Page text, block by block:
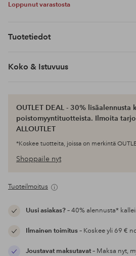
Loppunut varastosta
Tuotetiedot
Koko & Istuvuus
OUTLET DEAL - 30% lisäalennusta
poistomyyntituotteista. Ilmoita
ALLOUTLET
*Koskee tuotteita, joissa on merkintä
Shoppaile nyt
Tuoteilmoitus
Uusi asiakas?– 40% alennusta*
Ilmainen toimitus– Koskee yli 69 €
Joustavat maksutavat– Maksa nyt,